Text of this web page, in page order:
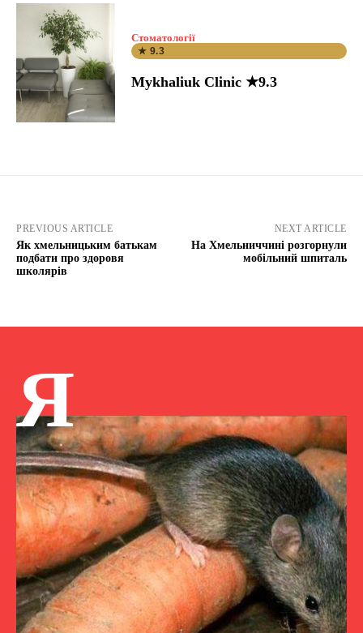
Стоматології
★ 9.3
Mykhaliuk Clinic ★9.3
PREVIOUS ARTICLE
Як хмельницьким батькам
подбати про здоровя
школярів
NEXT ARTICLE
На Хмельниччині розгорнули
мобільний шпиталь
Я